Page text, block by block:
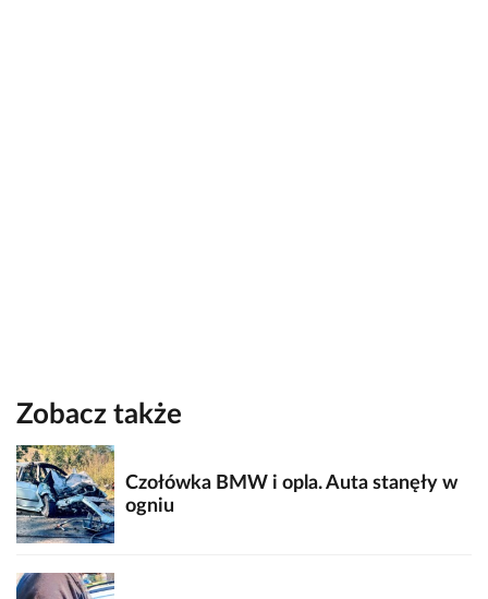
Zobacz także
Czołówka BMW i opla. Auta stanęły w
ogniu